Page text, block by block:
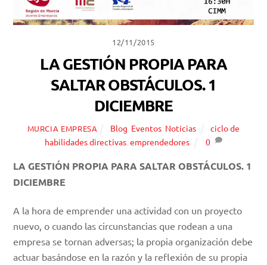
12/11/2015
LA GESTIÓN PROPIA PARA
SALTAR OBSTÁCULOS. 1
DICIEMBRE
MURCIA EMPRESA Blog Eventos Noticias
ciclo de
habilidades directivas ,emprendedores 0
LA GESTIÓN PROPIA PARA SALTAR OBSTÁCULOS. 1
DICIEMBRE
A la hora de emprender una actividad con un proyecto
nuevo, o cuando las circunstancias que rodean a una
empresa se tornan adversas; la propia organización debe
actuar basándose en la razón y la reflexión de su propia